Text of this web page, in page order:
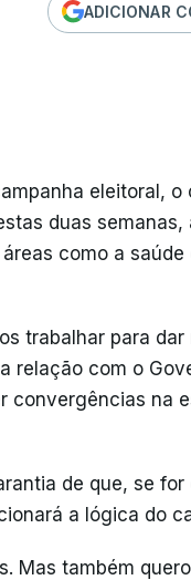
ADICIONAR
eleitoral, o
duas
como a
trabalhar para dar
relação com o
convergências na
de que, se
a lógica do
Mas também